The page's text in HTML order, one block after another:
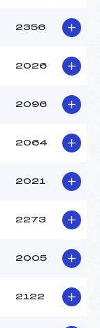
2356
2026
2096
2064
2021
2273
2005
2122